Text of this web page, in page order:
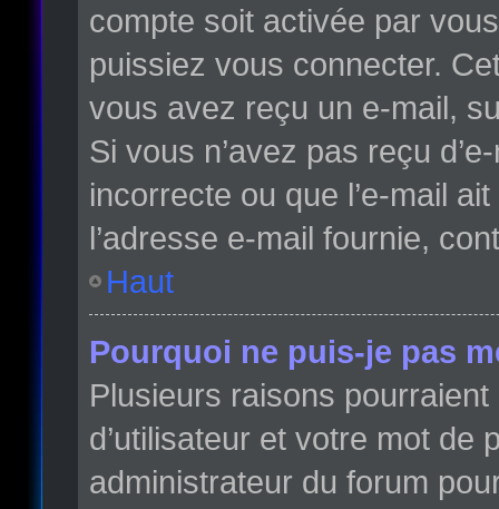
compte soit activée par
puissiez vous connecter.
vous avez reçu un e-mail,
Si vous n’avez pas reçu
incorrecte ou que l’e-mail
l’adresse e-mail fournie,
Haut
Pourquoi ne puis-je pas
Plusieurs raisons
d’utilisateur et votre mot de
administrateur du forum